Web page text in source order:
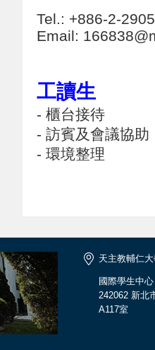
Tel.: +886-2-
Email:
工讀生
- 櫃台接待
- 訪賓及會議協助
- 環境整理
天主教輔仁
國際學生中心
242062 新北
A117室